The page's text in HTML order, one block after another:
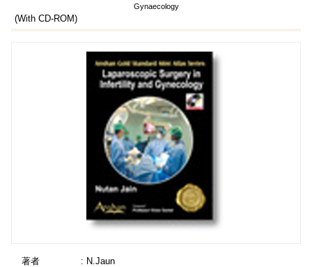
Gynaecology
(With CD-ROM)
著者
: N.Jaun